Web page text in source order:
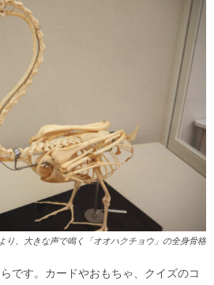
り、大きな声で鳴く「オオハクチョウ」の全身骨格
です。カードやおもちゃ、クイズのコ